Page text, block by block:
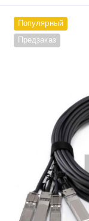
Популярный
Предзаказ